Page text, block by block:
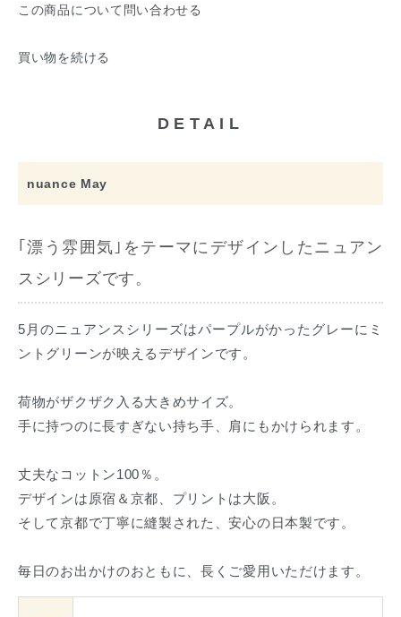
この商品について問い合わせる
買い物を続ける
DETAIL
nuance May
｢漂う雰囲気｣をテーマにデザインしたニュアン
スシリーズです。
5月のニュアンスシリーズはパープルがかったグレーにミ
ントグリーンが映えるデザインです。
荷物がザクザク入る大きめサイズ。
手に持つのに長すぎない持ち手、肩にもかけられます。
丈夫なコットン100％。
デザインは原宿＆京都、プリントは大阪。
そして京都で丁寧に縫製された、安心の日本製です。
毎日のお出かけのおともに、長くご愛用いただけます。